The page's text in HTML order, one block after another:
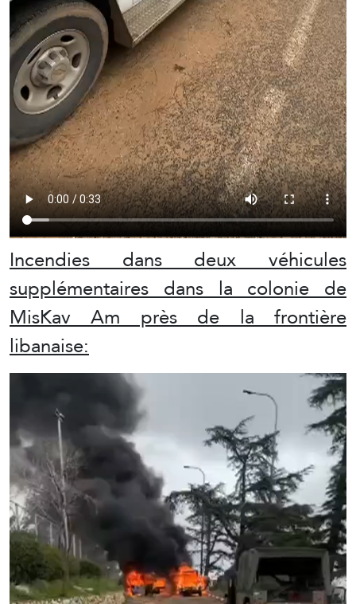
Incendies dans deux véhicules
supplémentaires dans la colonie de
MisKav Am près de la frontière
libanaise: